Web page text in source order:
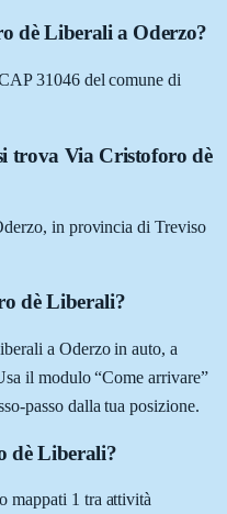
dè Liberali a Oderzo?
31046 del comune di
trova Via Cristoforo dè
in provincia di Treviso
dè Liberali?
a Oderzo in auto, a
il modulo “Come arrivare”
passo dalla tua posizione.
dè Liberali?
mappati 1 tra attività